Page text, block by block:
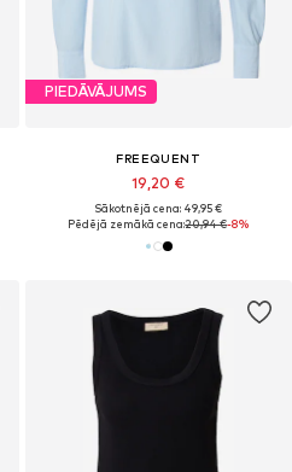
PIEDĀVĀJUMS
FREEQUENT
19,20 €
Sākotnējā cena: 49,95 €
Pēdējā zemākā cena:20,94 €-8%